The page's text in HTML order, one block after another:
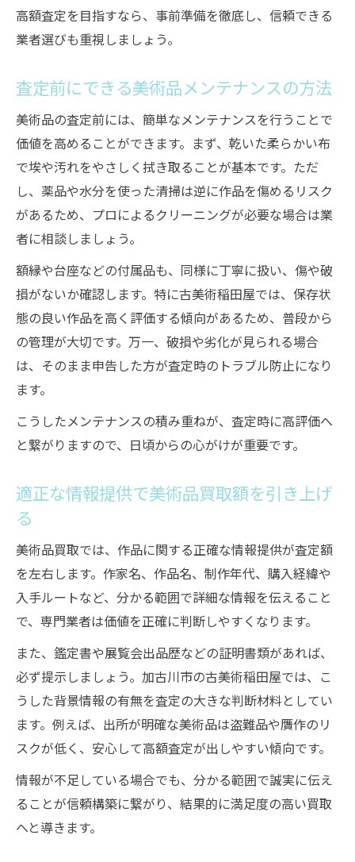
高額査定を目指すなら、事前準備を徹底し、信頼できる
業者選びも重視しましょう。
査定前にできる美術品メンテナンスの方法
美術品の査定前には、簡単なメンテナンスを行うことで
価値を高めることができます。まず、乾いた柔らかい布
で埃や汚れをやさしく拭き取ることが基本です。ただ
し、薬品や水分を使った清掃は逆に作品を傷めるリスク
があるため、プロによるクリーニングが必要な場合は業
者に相談しましょう。
額縁や台座などの付属品も、同様に丁寧に扱い、傷や破
損がないか確認します。特に古美術稲田屋では、保存状
態の良い作品を高く評価する傾向があるため、普段から
の管理が大切です。万一、破損や劣化が見られる場合
は、そのまま申告した方が査定時のトラブル防止になり
ます。
こうしたメンテナンスの積み重ねが、査定時に高評価へ
と繋がりますので、日頃からの心がけが重要です。
適正な情報提供で美術品買取額を引き上げ
る
美術品買取では、作品に関する正確な情報提供が査定額
を左右します。作家名、作品名、制作年代、購入経緯や
入手ルートなど、分かる範囲で詳細な情報を伝えること
で、専門業者は価値を正確に判断しやすくなります。
また、鑑定書や展覧会出品歴などの証明書類があれば、
必ず提示しましょう。加古川市の古美術稲田屋では、こ
うした背景情報の有無を査定の大きな判断材料としてい
ます。例えば、出所が明確な美術品は盗難品や贋作のリ
スクが低く、安心して高額査定が出しやすい傾向です。
情報が不足している場合でも、分かる範囲で誠実に伝え
ることが信頼構築に繋がり、結果的に満足度の高い買取
へと導きます。